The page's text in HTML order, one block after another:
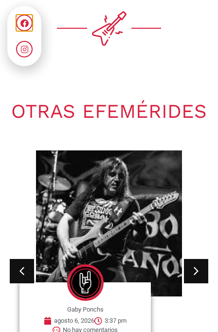
OTRAS EFEMÉRIDES
Gaby Ponchs
agosto 6, 2026
3:37 pm
No hay comentarios